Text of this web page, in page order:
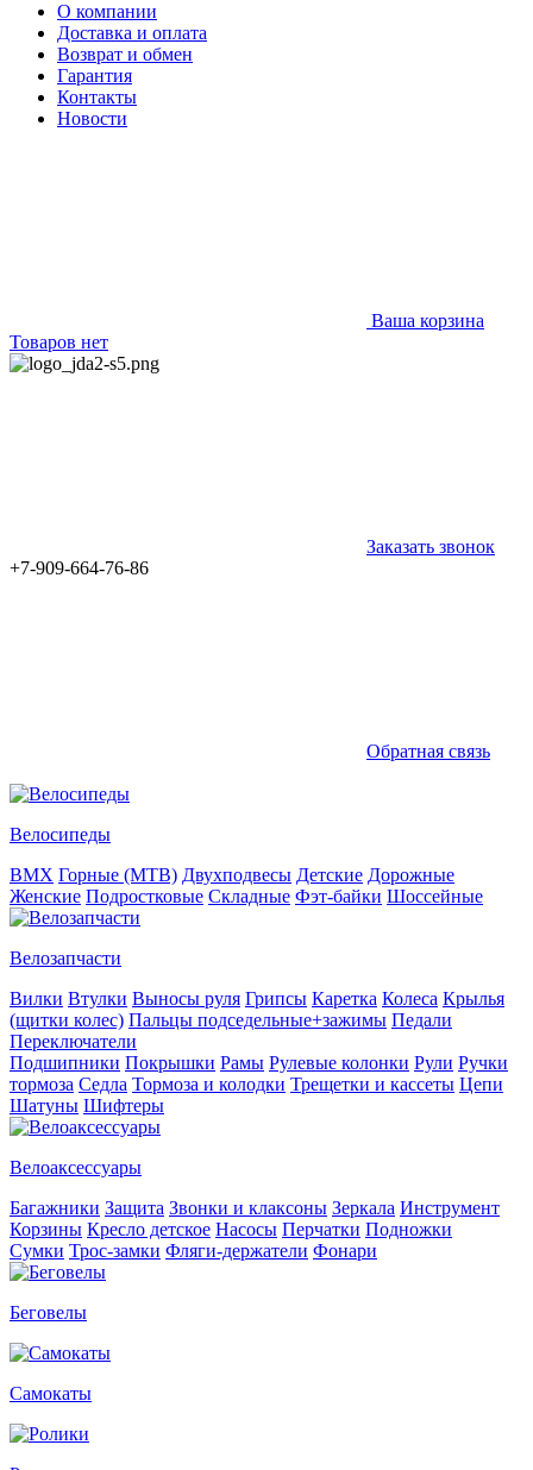
О компании
Доставка и оплата
Возврат и обмен
Гарантия
Контакты
Новости
Ваша корзина
Товаров нет
Заказать звонок
+7-909-664-76-86
Обратная связь
Велосипеды
BMX Горные (MTB) Двухподвесы Детские Дорожные
Женские Подростковые Складные Фэт-байки Шоссейные
Велозапчасти
Вилки Втулки Выносы руля Грипсы Каретка Колеса Крылья
(щитки колес) Пальцы подседельные+зажимы Педали
Переключатели
Подшипники Покрышки Рамы Рулевые колонки Рули Ручки
тормоза Седла Тормоза и колодки Трещетки и кассеты Цепи
Шатуны Шифтеры
Велоаксессуары
Багажники Защита Звонки и клаксоны Зеркала Инструмент
Корзины Кресло детское Насосы Перчатки Подножки
Сумки Трос-замки Фляги-держатели Фонари
Беговелы
Самокаты